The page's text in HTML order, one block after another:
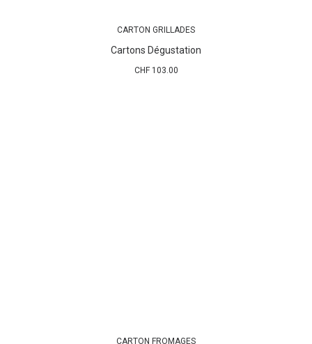
CARTON GRILLADES
Cartons Dégustation
CHF103.00
CARTON FROMAGES